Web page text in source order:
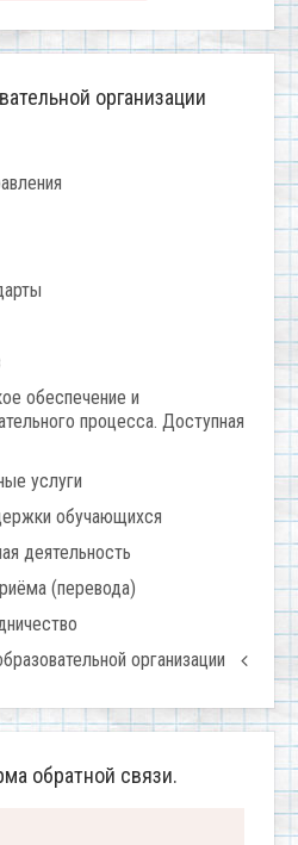
организации
обеспечение и
процесса. Доступная
услуги
обучающихся
деятельность
(перевода)
организации
обратной связи.